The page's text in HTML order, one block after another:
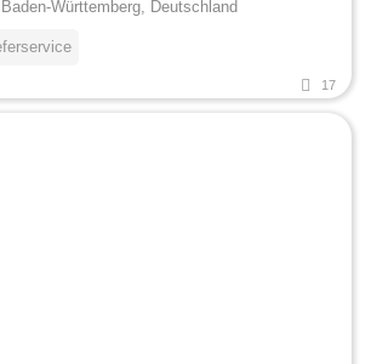
Württemberg, Deutschland
17